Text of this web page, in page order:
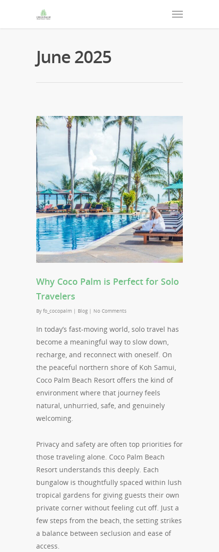
June 2025
Why Coco Palm is Perfect for Solo
Travelers
By fo_cocopalm | Blog | No Comments
In today’s fast-moving world, solo travel has
become a meaningful way to slow down,
recharge, and reconnect with oneself. On
the peaceful northern shore of Koh Samui,
Coco Palm Beach Resort offers the kind of
environment where that journey feels
natural, unhurried, safe, and genuinely
welcoming.
Privacy and safety are often top priorities for
those traveling alone. Coco Palm Beach
Resort understands this deeply. Each
bungalow is thoughtfully spaced within lush
tropical gardens for giving guests their own
private corner without feeling cut off. Just a
few steps from the beach, the setting strikes
a balance between seclusion and ease of
access.